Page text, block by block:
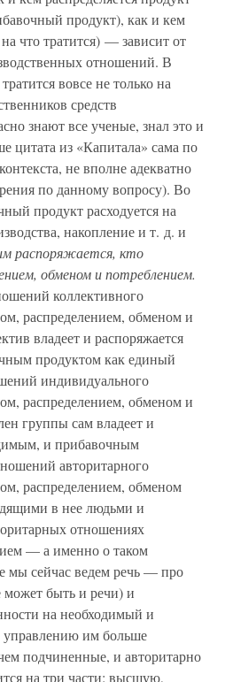
продукт), как и кем
что тратится) — зависит от
отношений. В
вовсе не только на
средств
знают все ученые, знал это и
цитата из «Капитала» сама по
не вполне адекватно
по данному вопросу). Во
продукт расходуется на
накопление и т. д. и
распоряжается, кто
обменом и потреблением.
коллективного
распределением, обменом и
владеет и распоряжается
продуктом как единый
индивидуального
распределением, обменом и
группы сам владеет и
и прибавочным
авторитарного
распределением, обменом
в нее людьми и
отношениях
— а именно о таком
мы сейчас ведем речь — про
быть и речи) и
на необходимый и
им больше
подчиненные, и авторитарно
на три части: высшую,